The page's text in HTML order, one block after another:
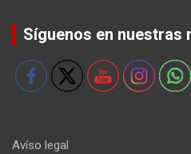
Síguenos en nuestras
Avíso legal